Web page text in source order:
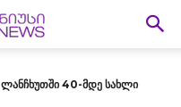
ლანჩხუთში 40-მდე სახლი